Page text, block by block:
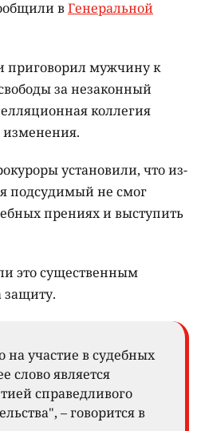
вГенеральной
приговорил мужчину к
за незаконный
коллегия
изменения.
установили, что из-
подсудимый не смог
прениях и выступить
это существенным
на участие в судебных
слово является
справедливого
– говорится в